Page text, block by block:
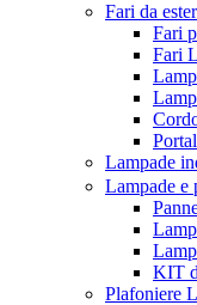
Fari da
Fari
Fari
Lampade
Lampade e
KIT
Plafoniere